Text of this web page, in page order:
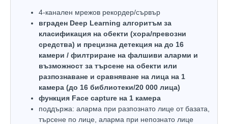
4-канален мрежов рекордер/сървър
вграден Deep Learning алгоритъм за
класификация на обекти (хора/превозни
средства) и прецизна детекция на до 16
камери / филтриране на фалшиви аларми и
възможност за търсене на обекти или
разпознаване и сравняване на лица на 1
камера (до 16 библиотеки/20 000 лица)
функция Face capture на 1 камера
поддържа: аларма при разпознато лице от базата,
търсене по лице, аларма при непознато лице